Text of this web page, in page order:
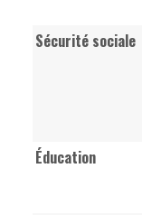
Sécurité sociale
Éducation